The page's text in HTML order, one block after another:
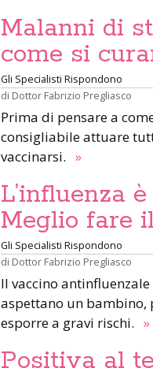
Malanni di
come si
Gli Specialisti Rispondono
di Dottor Fabrizio Pregliasco
Prima di pensare a
consigliabile attuare
vaccinarsi. »
L’influenza
Meglio fare
Gli Specialisti Rispondono
di Dottor Fabrizio Pregliasco
Il vaccino
aspettano un bambino,
esporre a gravi rischi. »
Positiva al